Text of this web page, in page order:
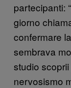
partecipanti:
giorno
confermare
sembrava
studio
nervosismo